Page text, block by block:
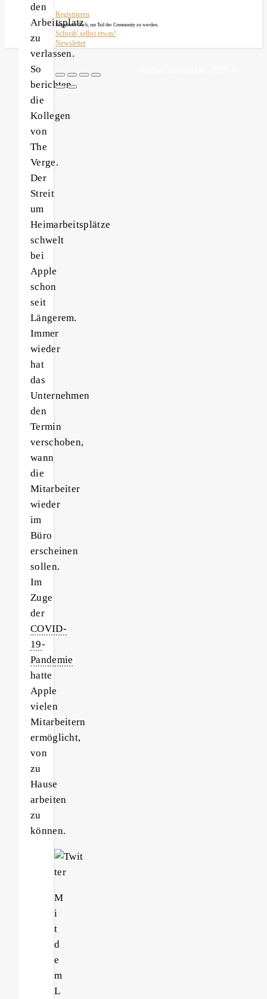
den
Arbeitsplatz
zu
verlassen.
So
berichten
die
Kollegen
von
The
Verge.
Der
Streit
um
Heimarbeitsplätze
schwelt
bei
Apple
schon
seit
Längerem.
Immer
wieder
hat
das
Unternehmen
den
Termin
verschoben,
wann
die
Mitarbeiter
wieder
im
Büro
erscheinen
sollen.
Im
Zuge
der
COVID-
19-
Pandemie
hatte
Apple
vielen
Mitarbeitern
ermöglicht,
von
zu
Hause
arbeiten
zu
können.
M
i
t
d
e
m
L
Registrieren
Registriere Dich, um Teil der Community zu werden.
Schreib' selbst etwas!
Newsletter